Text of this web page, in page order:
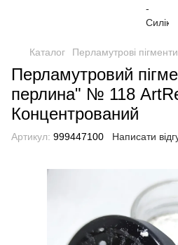
Каталог Перламутрові пігменти
Перламутровий
перлина" № 118
Концентрований
Артикул: 999447100 Написати